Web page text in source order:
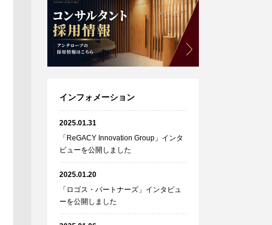
インフォメーション
2025.01.31
「ReGACY Innovation Group」インタ
ビューを公開しました
2025.01.20
「ロゴス・パートナーズ」インタビュ
ーを公開しました